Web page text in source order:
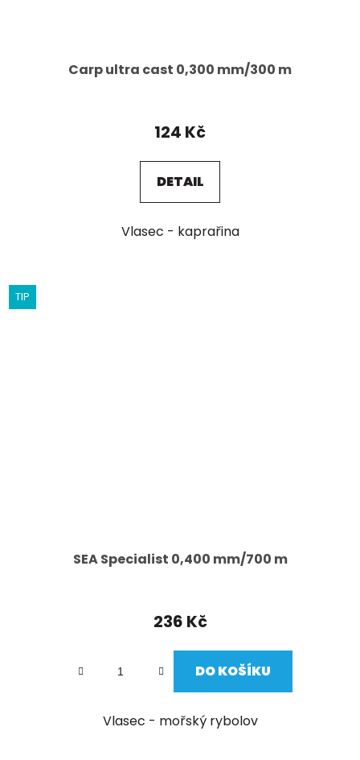
Carp ultra cast 0,300 mm/300 m
124 Kč
DETAIL
Vlasec - kaprařina
TIP
SEA Specialist 0,400 mm/700 m
236 Kč
DO KOŠÍKU
Vlasec - mořský rybolov